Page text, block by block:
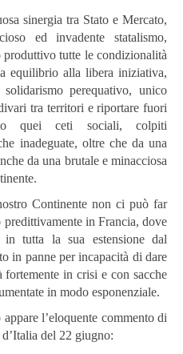
sinergia tra Stato e Mercato,
ed invadente statalismo,
tutte le condizionalità
equilibrio alla libera iniziativa,
perequativo, unico
tra territori e riportare fuori
quei ceti sociali, colpiti
inadeguate, oltre che da una
da una brutale e minacciosa
Continente non ci può far
in Francia, dove
in tutta la sua estensione dal
in panne per incapacità di dare
fortemente in crisi e con sacche
in modo esponenziale.
l’eloquente commento di
del 22 giugno: